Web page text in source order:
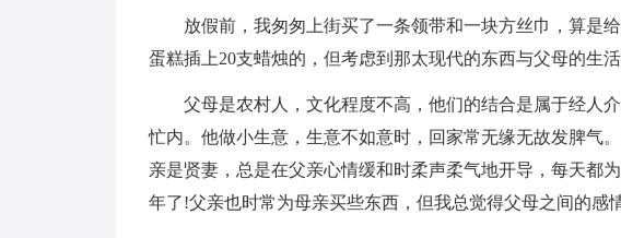
放假前，我匆匆上街买了一条领带和一块方丝巾，算是
蛋糕插上20支蜡烛的，但考虑到那太现代的东西与父母的生
父母是农村人，文化程度不高，他们的结合是属于经人
忙内。他做小生意，生意不如意时，回家常无缘无故发脾气
亲是贤妻，总是在父亲心情缓和时柔声柔气地开导，每天都
年了!父亲也时常为母亲买些东西，但我总觉得父母之间的感